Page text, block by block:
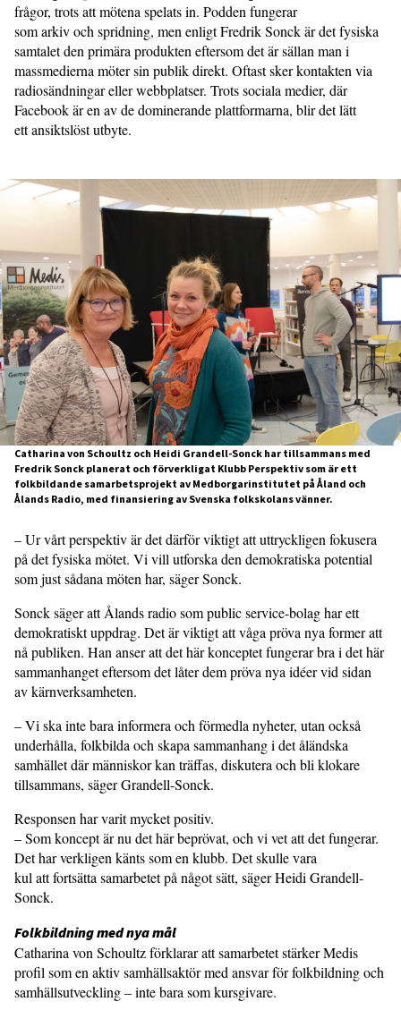
frågor, trots att mötena spelats in. Podden fungerar
som arkiv och spridning, men enligt Fredrik Sonck är det fysiska
samtalet den primära produkten eftersom det är sällan man i
massmedierna möter sin publik direkt. Oftast sker kontakten via
radiosändningar eller webbplatser. Trots sociala medier, där
Facebook är en av de dominerande plattformarna, blir det lätt
ett ansiktslöst utbyte.
Catharina von Schoultz och Heidi Grandell-Sonck har tillsammans med
Fredrik Sonck planerat och förverkligat Klubb Perspektiv som är ett
folkbildande samarbetsprojekt av Medborgarinstitutet på Åland och
Ålands Radio, med finansiering av Svenska folkskolans vänner.
– Ur vårt perspektiv är det därför viktigt att uttryckligen fokusera
på det fysiska mötet. Vi vill utforska den demokratiska potential
som just sådana möten har, säger Sonck.
Sonck säger att Ålands radio som public service-bolag har ett
demokratiskt uppdrag. Det är viktigt att våga pröva nya former att
nå publiken. Han anser att det här konceptet fungerar bra i det här
sammanhanget eftersom det låter dem pröva nya idéer vid sidan
av kärnverksamheten.
– Vi ska inte bara informera och förmedla nyheter, utan också
underhålla, folkbilda och skapa sammanhang i det åländska
samhället där människor kan träffas, diskutera och bli klokare
tillsammans, säger Grandell-Sonck.
Responsen har varit mycket positiv.
– Som koncept är nu det här beprövat, och vi vet att det fungerar.
Det har verkligen känts som en klubb. Det skulle vara
kul att fortsätta samarbetet på något sätt, säger Heidi Grandell-
Sonck.
Folkbildning med nya mål
Catharina von Schoultz förklarar att samarbetet stärker Medis
profil som en aktiv samhällsaktör med ansvar för folkbildning och
samhällsutveckling – inte bara som kursgivare.